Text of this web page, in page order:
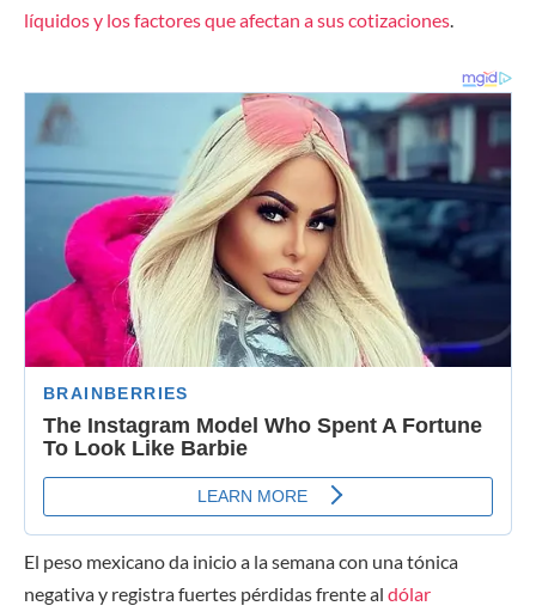
líquidos y los factores que afectan a sus cotizaciones
El peso mexicano da inicio a la semana con una tónica
negativa y registra fuertes pérdidas frente al dólar